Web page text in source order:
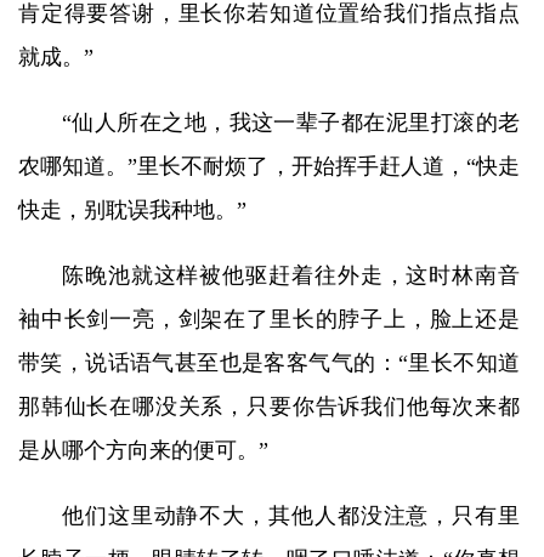
肯定得要答谢，里长你若知道位置给我们指点指点
就成。”
“仙人所在之地，我这一辈子都在泥里打滚的老
农哪知道。”里长不耐烦了，开始挥手赶人道，“快走
快走，别耽误我种地。”
陈晚池就这样被他驱赶着往外走，这时林南音
袖中长剑一亮，剑架在了里长的脖子上，脸上还是
带笑，说话语气甚至也是客客气气的：“里长不知道
那韩仙长在哪没关系，只要你告诉我们他每次来都
是从哪个方向来的便可。”
他们这里动静不大，其他人都没注意，只有里